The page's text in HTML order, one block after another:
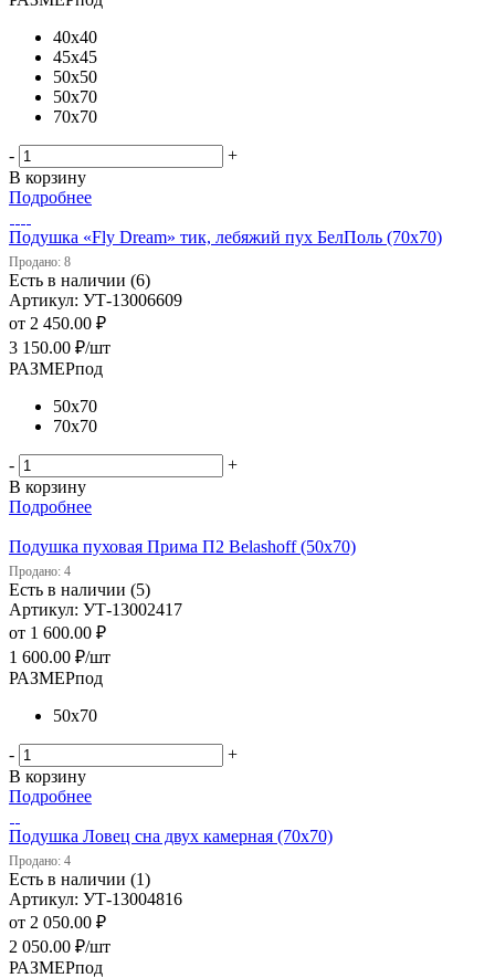
40х40
45х45
50х50
50х70
70х70
-
+
В корзину
Подробнее
Подушка «Fly Dream» тик, лебяжий пух БелПоль (70х70)
Продано: 8
Есть в наличии (6)
Артикул: УТ-13006609
от 2 450.00 ₽
3 150.00 ₽/шт
РАЗМЕРпод
50х70
70х70
-
+
В корзину
Подробнее
Подушка пуховая Прима П2 Belashoff (50х70)
Продано: 4
Есть в наличии (5)
Артикул: УТ-13002417
от 1 600.00 ₽
1 600.00 ₽/шт
РАЗМЕРпод
50х70
-
+
В корзину
Подробнее
Подушка Ловец сна двух камерная (70х70)
Продано: 4
Есть в наличии (1)
Артикул: УТ-13004816
от 2 050.00 ₽
2 050.00 ₽/шт
РАЗМЕРпод